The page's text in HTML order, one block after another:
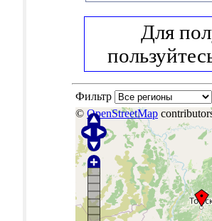
Для
Фильтр
© OpenStreetMap